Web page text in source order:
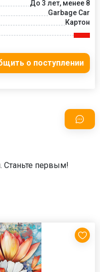
До 3 лет, менее 8
Garbage Car
Картон
о поступлении
Станьте первым!